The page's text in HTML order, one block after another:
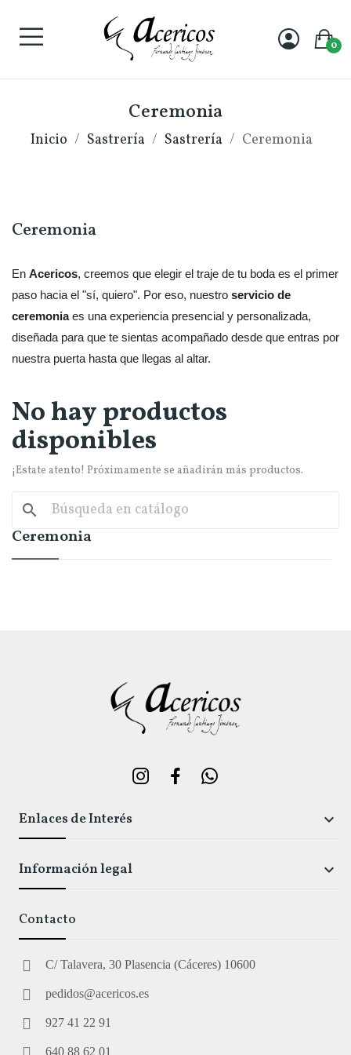
0
Ceremonia
Inicio Sastrería Sastrería Ceremonia
Ceremonia
Ceremonia
En Acericos, creemos que elegir el traje de tu boda es el primer
paso hacia el "sí, quiero". Por eso, nuestro servicio de
ceremonia es una experiencia presencial y personalizada,
diseñada para que te sientas acompañado desde que entras por
nuestra puerta hasta que llegas al altar.
No hay productos
disponibles
¡Estate atento! Próximamente se añadirán más productos.
search
Enlaces de Interés 
Información legal 
Contacto
C/ Talavera, 30 Plasencia (Cáceres) 10600
pedidos@acericos.es
927 41 22 91
640 88 62 01